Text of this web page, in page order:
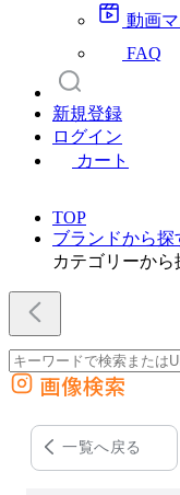
動画
FAQ
新規登録
ログイン
カート
TOP
ブランドから探
カテゴリーから
外部サイトの商品をカートに
他のサイトで見つけた商品ページ
画像検索
一覧へ戻る